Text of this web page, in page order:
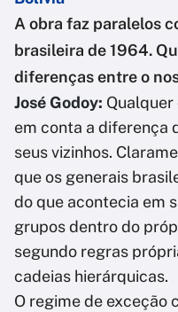
A obra faz paralelos
brasileira de 1964.
diferenças entre o
José Godoy:
em conta a diferença
seus vizinhos.
que os generais
do que acontecia em
grupos dentro do
segundo regras
cadeias hierárquicas.
O regime de exceção